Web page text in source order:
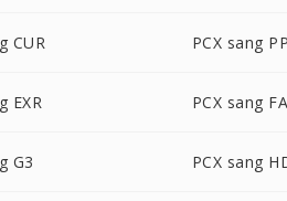
CUR PCX sang
EXR PCX sang
G3 PCX sang